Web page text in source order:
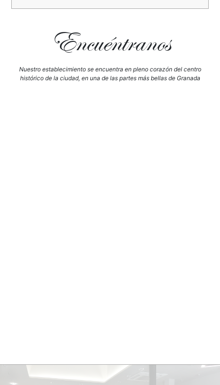
Encuéntranos
Nuestro establecimiento se encuentra en pleno corazón del centro
histórico de la ciudad, en una de las partes más bellas de Granada